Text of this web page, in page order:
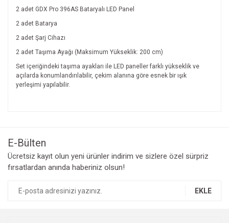
2 adet GDX Pro 396AS Bataryalı LED Panel
2 adet Batarya
2 adet Şarj Cihazı
2 adet Taşıma Ayağı (Maksimum Yükseklik: 200 cm)
Set içeriğindeki taşıma ayakları ile LED paneller farklı yükseklik ve
açılarda konumlandırılabilir, çekim alanına göre esnek bir ışık
yerleşimi yapılabilir.
Ürün resmi kalitesiz, bozuk veya görüntülenemiyor.
Ürün açıklamasında eksik bilgiler bulunuyor.
E-Bülten
Ücretsiz kayıt olun yeni ürünler indirim ve sizlere özel sürpriz
fırsatlardan anında haberiniz olsun!
EKLE